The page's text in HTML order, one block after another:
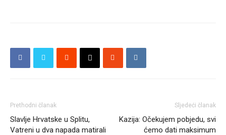
Prethodni članak
Slavlje Hrvatske u Splitu,
Vatreni u dva napada matirali
Sljedeći članak
Kazija: Očekujem pobjedu, svi
ćemo dati maksimum